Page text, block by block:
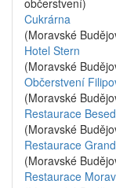
občerstvení)
Cukrárna
(Moravské
Hotel Stern
(Moravské
Občerstvení
(Moravské
Restaurace
(Moravské
Restaurace Grand
(Moravské
Restaurace